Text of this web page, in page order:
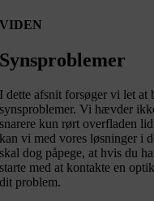
VIDEN
Synsproblemer
I dette afsnit forsøger vi let
synsproblemer. Vi hævder
snarere kun rørt overfladen
kan vi med vores løsninger i
skal dog påpege, at hvis du
starte med at kontakte en
dit problem.